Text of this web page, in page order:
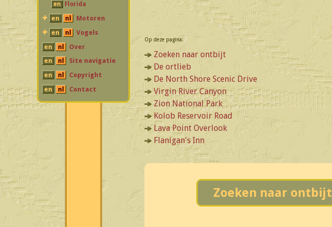
Op deze pagina:
Zoeken naar ontbijt
De ortlieb
De North Shore Scenic Drive
Virgin River Canyon
Zion National Park
Kolob Reservoir Road
Lava Point Overlook
Flanigan's Inn
Zoeken naar ontbijt
en
Florida
en nl
Motoren
en
nl
Vogels
en
nl
Over
en
nl
Site navigatie
en
nl
Copyright
en
nl Contact